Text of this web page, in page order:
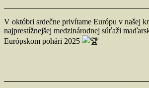
V októbri srdečne privítame Európu v našej
najprestížnejšej medzinárodnej súťaži
Európskom pohári 2025